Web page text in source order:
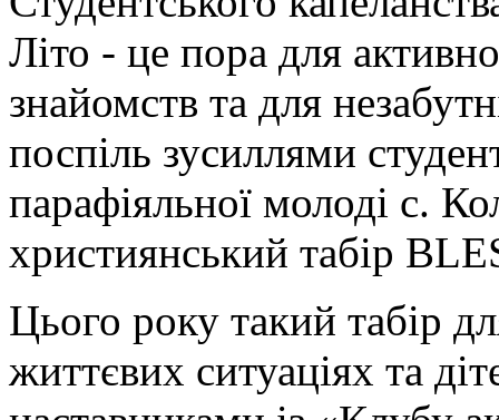
Літо - це пора для
знайомств та для
поспіль зусиллями
парафіяльної молоді с.
християнський табір
Цього року такий табір
життєвих ситуаціях та